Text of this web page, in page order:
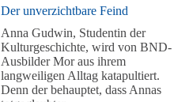
Der unverzichtbare Feind
Anna Gudwin, Studentin der
Kulturgeschichte, wird von BND-
Ausbilder Mor aus ihrem
langweiligen Alltag katapultiert.
Denn der behauptet, dass Annas